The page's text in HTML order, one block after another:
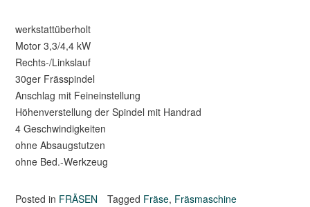
werkstattüberholt
Motor 3,3/4,4 kW
Rechts-/Linkslauf
30ger Frässpindel
Anschlag mit Feineinstellung
Höhenverstellung der Spindel mit Handrad
4 Geschwindigkeiten
ohne Absaugstutzen
ohne Bed.-Werkzeug
Posted in FRÄSEN Tagged Fräse, Fräsmaschine